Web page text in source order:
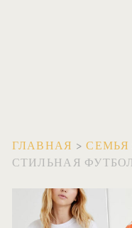
ГЛАВНАЯ >СЕМЬЯ
СТИЛЬНАЯ